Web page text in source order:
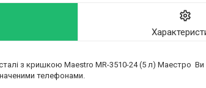
з кришкою Maestro MR-3510-24 (5 л) Маестро
телефонами.